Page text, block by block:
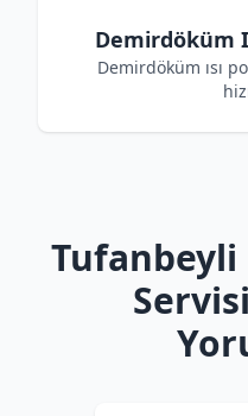
Demirdöküm
Demirdöküm ısı